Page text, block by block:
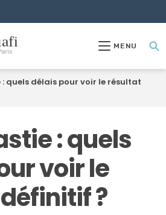
MENU
quels délais pour voir le résultat
: quels
voir le
?